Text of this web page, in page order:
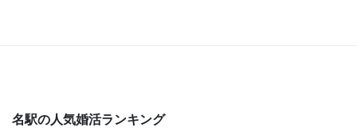
名駅の人気婚活ランキング